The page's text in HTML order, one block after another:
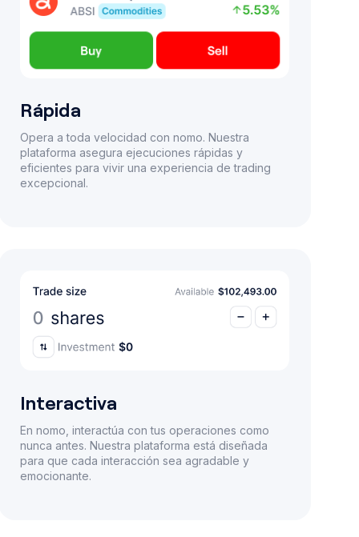
Rápida
Opera a toda velocidad con nomo. Nuestra
plataforma asegura ejecuciones rápidas y
eficientes para vivir una experiencia de trading
excepcional.
Interactiva
En nomo, interactúa con tus operaciones como
nunca antes. Nuestra plataforma está diseñada
para que cada interacción sea agradable y
emocionante.